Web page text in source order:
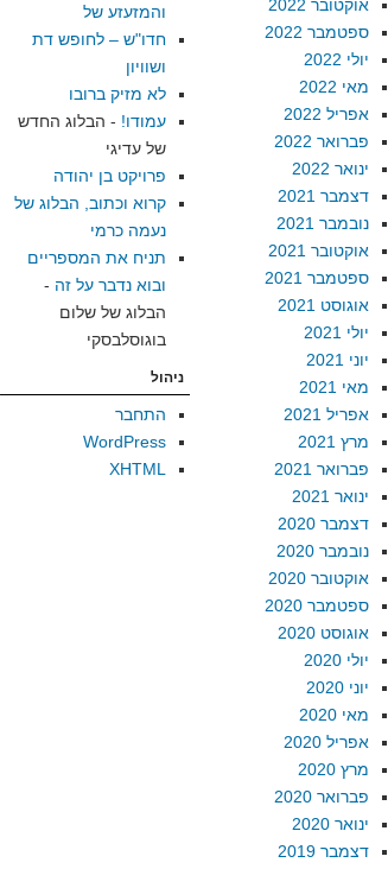
אוקטובר 2022
ספטמבר 2022
יולי 2022
מאי 2022
אפריל 2022
פברואר 2022
ינואר 2022
דצמבר 2021
נובמבר 2021
אוקטובר 2021
ספטמבר 2021
אוגוסט 2021
יולי 2021
יוני 2021
מאי 2021
אפריל 2021
מרץ 2021
פברואר 2021
ינואר 2021
דצמבר 2020
נובמבר 2020
אוקטובר 2020
ספטמבר 2020
אוגוסט 2020
יולי 2020
יוני 2020
מאי 2020
אפריל 2020
מרץ 2020
פברואר 2020
ינואר 2020
דצמבר 2019
והמזעזע של
חדו"ש – לחופש דת
ושוויון
לא מזיק ברובו
עמודו! - הבלוג החדש
של עדיגי
פרויקט בן יהודה
קרוא וכתוב, הבלוג של
נעמה כרמי
תניח את המספריים
ובוא נדבר על זה -
הבלוג של שלום
בוגוסלבסקי
ניהול
התחבר
WordPress
XHTML